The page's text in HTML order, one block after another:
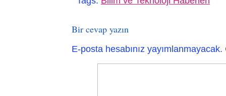
Paylaş
Bir cevap yazın
E-posta hesabınız yayımlanmayacak.